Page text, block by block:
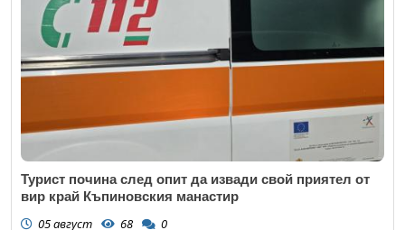
Турист почина след опит да извади свой приятел от
вир край Къпиновския манастир
05 август 68 0